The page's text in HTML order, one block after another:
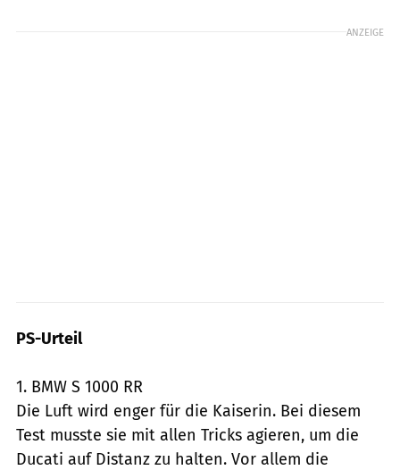
ANZEIGE
PS-Urteil
1. BMW S 1000 RR
Die Luft wird enger für die Kaiserin. Bei diesem
Test musste sie mit allen Tricks agieren, um die
Ducati auf Distanz zu halten. Vor allem die